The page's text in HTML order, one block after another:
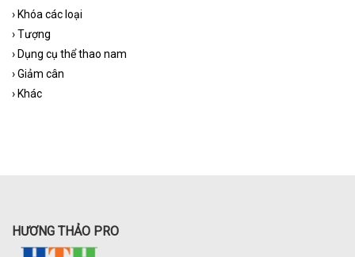
› Khóa các loại
›Tượng
› Dụng cụ thể thao nam
›Giảm cân
› Khác
HƯƠNG THẢO PRO